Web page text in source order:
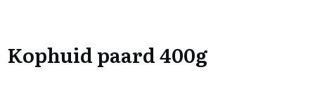
Kophuid paard 400g